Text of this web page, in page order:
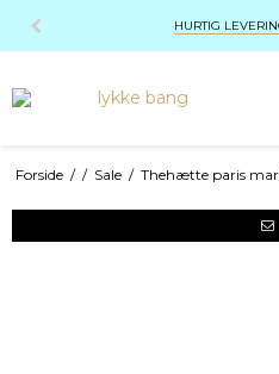
HURTIG
Forside / / Sale / Thehætte paris